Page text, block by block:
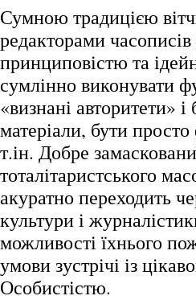
Сумною традицією
редакторами
принциповістю та
сумлінно виконувати
«визнані авторитети»
матеріали, бути
т.ін. Добре
тоталітаристського
акуратно переходить
культури і
можливості їхнього
умови зустрічі із
Особистістю.